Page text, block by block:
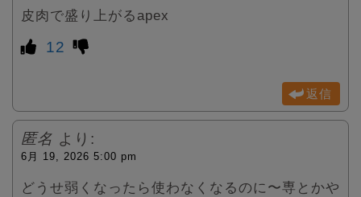
皮肉で盛り上がるapex
12
返信
匿名 より:
6月 19, 2026 5:00 pm
どうせ弱くなったら使わなくなるのに〜専とかや